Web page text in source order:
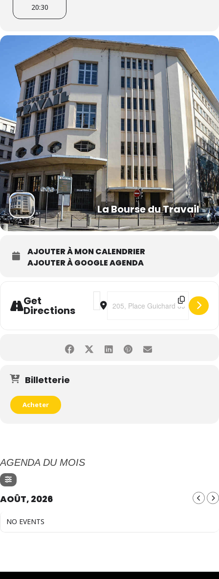
20:30
La Bourse du Travail
AJOUTER À MON CALENDRIER
AJOUTER À GOOGLE AGENDA
Get
Directions
Address - Fabrice Eboué • SolitudeS
Destination Address - Fabrice
Billetterie
Acheter
AGENDA DU MOIS
AOÛT, 2026
NO EVENTS